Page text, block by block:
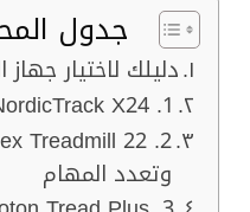
جدول
دليلك لاختيار جهاز
1. NordicTrack X24: الأفضل إجمالاً
وتعدد المهام